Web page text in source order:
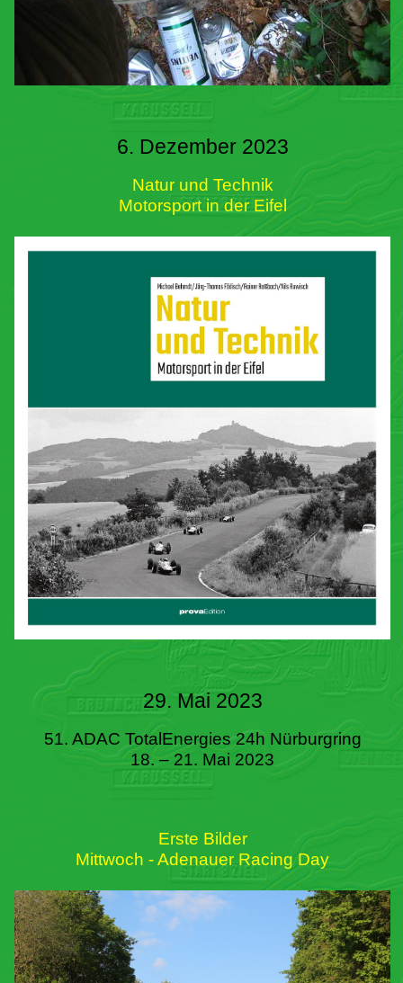
6. Dezember 2023
Natur und Technik
Motorsport in der Eifel
29. Mai 2023
51. ADAC TotalEnergies 24h Nürburgring
18. – 21. Mai 2023
Erste Bilder
Mittwoch - Adenauer Racing Day